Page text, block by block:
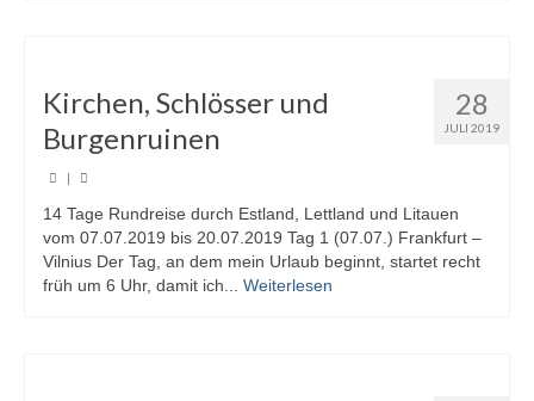
28
JULI 2019
Kirchen, Schlösser und
Burgenruinen
14 Tage Rundreise durch Estland, Lettland und Litauen
vom 07.07.2019 bis 20.07.2019 Tag 1 (07.07.) Frankfurt –
Vilnius Der Tag, an dem mein Urlaub beginnt, startet recht
früh um 6 Uhr, damit ich... Weiterlesen